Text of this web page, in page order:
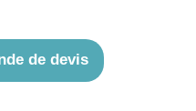
de devis